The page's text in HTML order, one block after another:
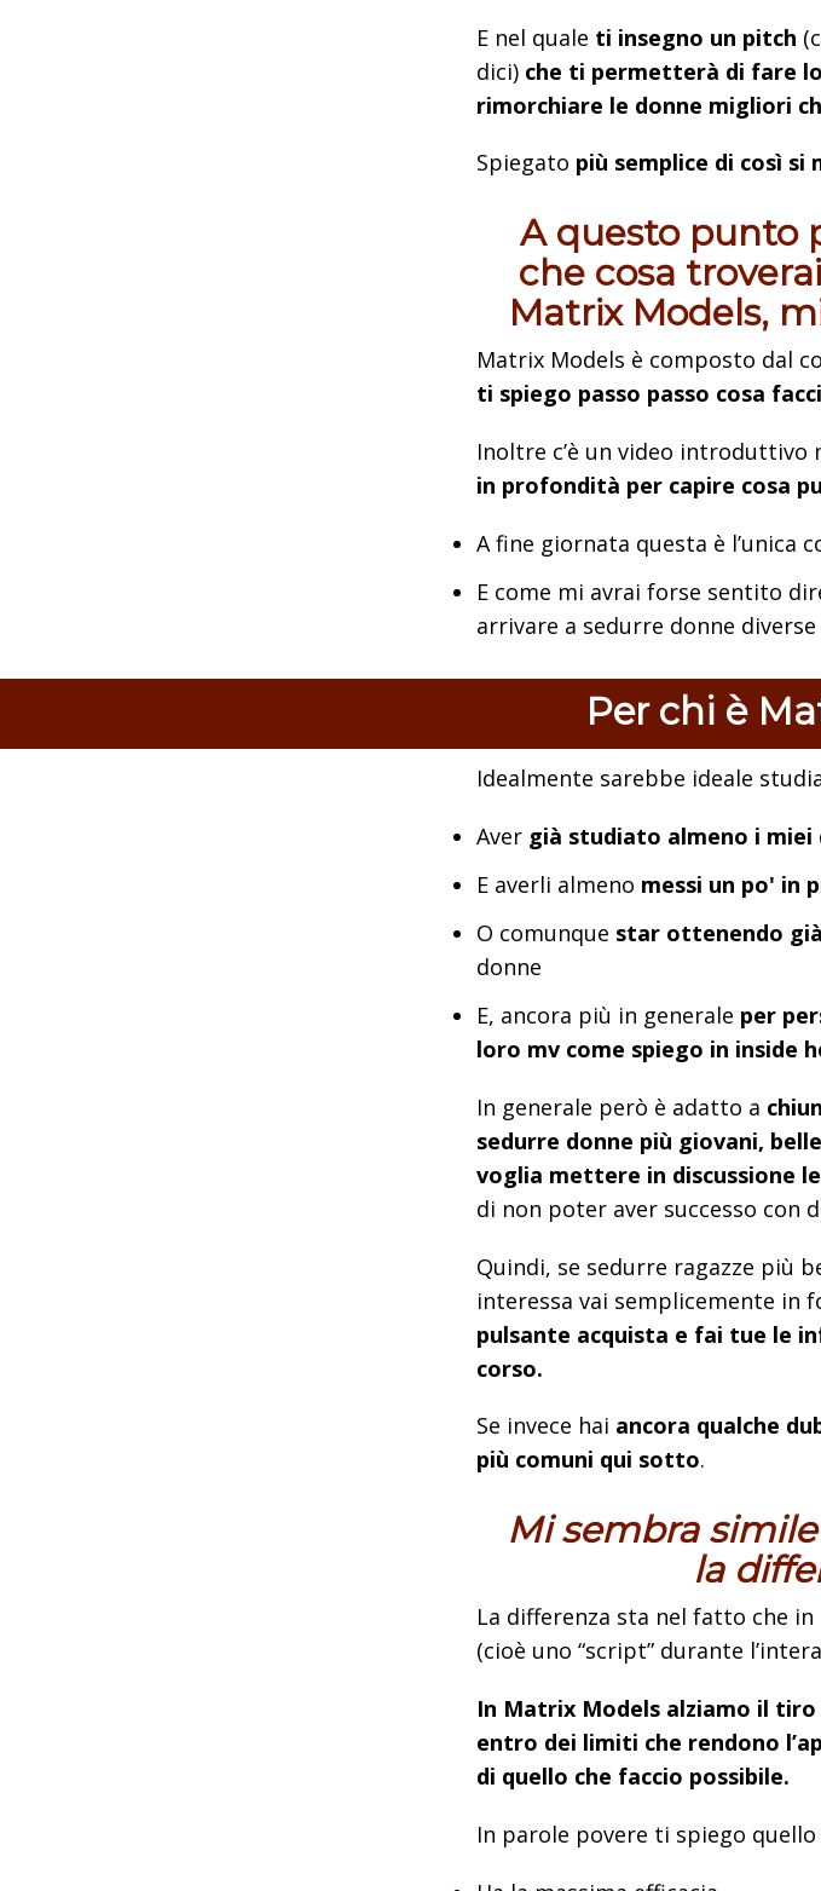
E nel quale ti insegno un pitch
dici) che ti permetterà di fare
rimorchiare le donne migliori
Spiegato più semplice di così si
A questo punto
che cosa
Matrix Models,
Matrix Models è composto dal
ti spiego passo passo cosa
Inoltre c’è un video introduttivo
in profondità per capire cosa
A fine giornata questa è l’unica
E come mi avrai forse sentito
arrivare a sedurre donne diverse
Per chi è
Idealmente sarebbe ideale
Aver già studiato almeno i miei
E averli almeno messi un po' in
O comunque star ottenendo
donne
E, ancora più in generale per
loro mv come spiego in inside
In generale però è adatto a
sedurre donne più giovani,
voglia mettere in discussione
di non poter aver successo con
Quindi, se sedurre ragazze più
interessa vai semplicemente in
pulsante acquista e fai tue le
corso.
Se invece hai ancora qualche
più comuni qui sotto.
Mi sembra
la
La differenza sta nel fatto che
(cioè uno “script” durante
In Matrix Models alziamo il
entro dei limiti che rendono
di quello che faccio possibile.
In parole povere ti spiego quello